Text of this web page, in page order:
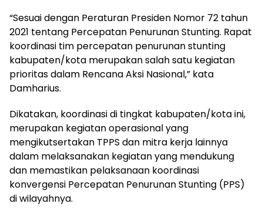
“Sesuai dengan Peraturan Presiden Nomor 72 tahun
2021 tentang Percepatan Penurunan Stunting. Rapat
koordinasi tim percepatan penurunan stunting
kabupaten/kota merupakan salah satu kegiatan
prioritas dalam Rencana Aksi Nasional,” kata
Damharius.
Dikatakan, koordinasi di tingkat kabupaten/kota ini,
merupakan kegiatan operasional yang
mengikutsertakan TPPS dan mitra kerja lainnya
dalam melaksanakan kegiatan yang mendukung
dan memastikan pelaksanaan koordinasi
konvergensi Percepatan Penurunan Stunting (PPS)
di wilayahnya.